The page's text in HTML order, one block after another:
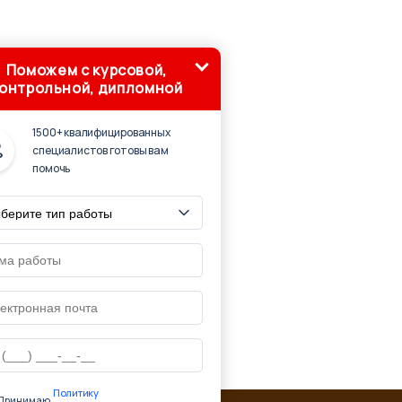
Поможем с курсовой,
дипломной
1500+ квалифицированных
специалистов готовы вам
помочь
Политику